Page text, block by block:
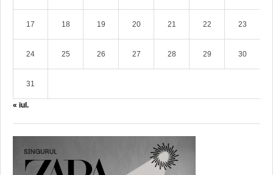
17 18 19 20 21 22 23
24 25 26 27 28 29 30
31
« iul.